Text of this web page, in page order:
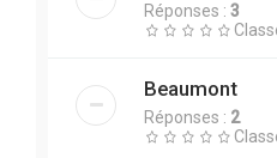
Réponses : 3
Beaumont
Réponses : 2